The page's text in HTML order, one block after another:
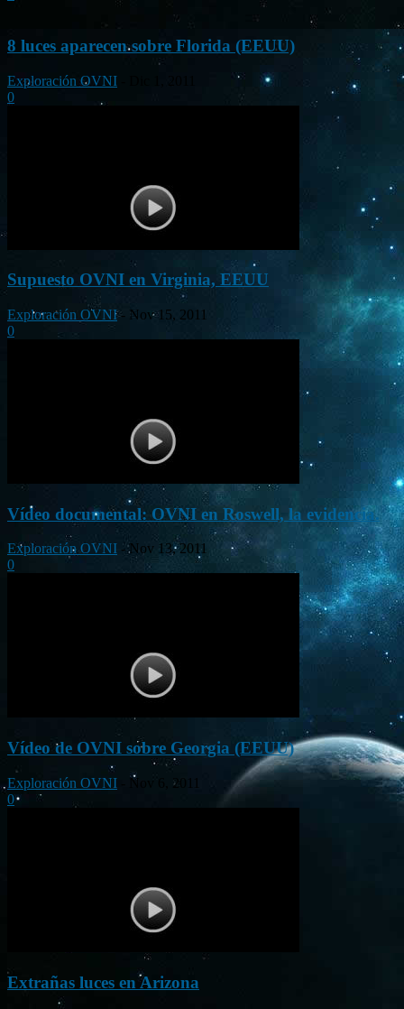
8 luces aparecen sobre Florida (EEUU)
Exploración OVNI
0
Supuesto OVNI en Virginia, EEUU
Exploración OVNI - Nov 15, 2011
0
Vídeo documental: OVNI en Roswell, la evidencia.
Exploración OVNI - Nov 13, 2011
0
Vídeo de OVNI sobre Georgia (EEUU)
Exploración OVNI
Nov 6, 2011
0
Extrañas luces en Arizona